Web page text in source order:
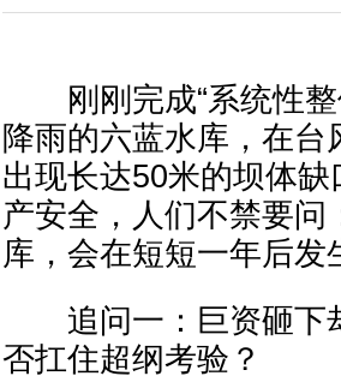
刚刚完成“系统性整
降雨的六蓝水库，在台
出现长达50米的坝体
产安全，人们不禁要
库，会在短短一年后发
追问一：巨资砸下却
否扛住超纲考验？